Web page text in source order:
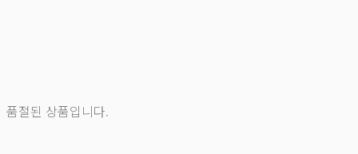
품절된 상품입니다.